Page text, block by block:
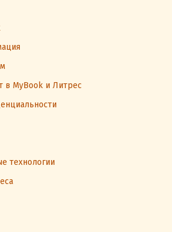
в MyBook и Литрес
технологии